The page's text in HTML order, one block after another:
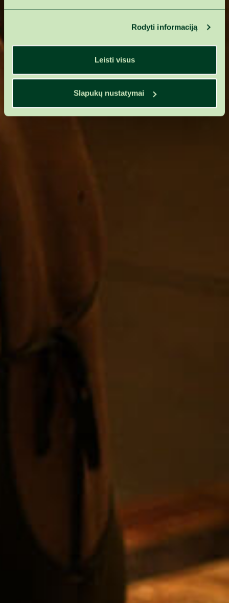
Rodyti informaciją
Leisti visus
Slapukų nustatymai